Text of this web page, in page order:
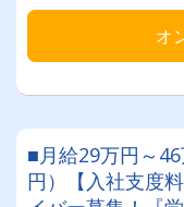
オ
■月給29万円～
円）【入社支度